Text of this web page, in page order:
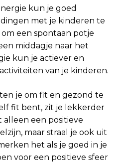
kun je goed
met je kinderen te
een spontaan potje
middagje naar het
kun je actiever en
van je kinderen.
je om fit en gezond te
fit bent, zit je lekkerder
alleen een positieve
maar straal je ook uit
het als je goed in je
voor een positieve sfeer